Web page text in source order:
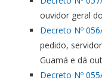
ouvidor geral
Decreto Nº
pedido,
Guamá e dá
Decreto Nº